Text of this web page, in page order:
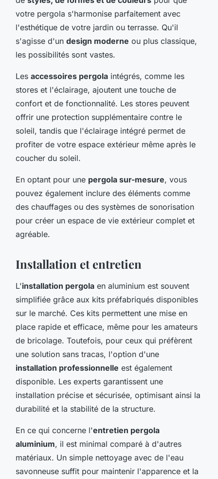
votre pergola s'harmonise parfaitement avec
l'esthétique de votre jardin ou terrasse. Qu'il
s'agisse d'un design moderne ou plus classique,
les possibilités sont vastes.
Les accessoires pergola intégrés, comme les
stores et l'éclairage, ajoutent une touche de
confort et de fonctionnalité. Les stores peuvent
offrir une protection supplémentaire contre le
soleil, tandis que l'éclairage intégré permet de
profiter de votre espace extérieur même après le
coucher du soleil.
En optant pour une pergola sur-mesure, vous
pouvez également inclure des éléments comme
des chauffages ou des systèmes de sonorisation
pour créer un espace de vie extérieur complet et
agréable.
Installation et entretien
L'installation pergola en aluminium est souvent
simplifiée grâce aux kits préfabriqués disponibles
sur le marché. Ces kits permettent une mise en
place rapide et efficace, même pour les amateurs
de bricolage. Toutefois, pour ceux qui préfèrent
une solution sans tracas, l'option d'une
installation professionnelle est également
disponible. Les experts garantissent une
installation précise et sécurisée, optimisant ainsi la
durabilité et la stabilité de la structure.
En ce qui concerne l'entretien pergola
aluminium, il est minimal comparé à d'autres
matériaux. Un simple nettoyage avec de l'eau
savonneuse suffit pour maintenir l'apparence et la